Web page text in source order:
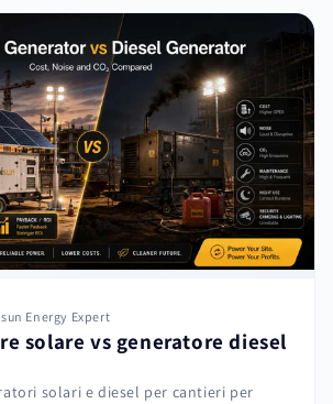
Energy Expert
solare vs generatore diesel
solari e diesel per cantieri per